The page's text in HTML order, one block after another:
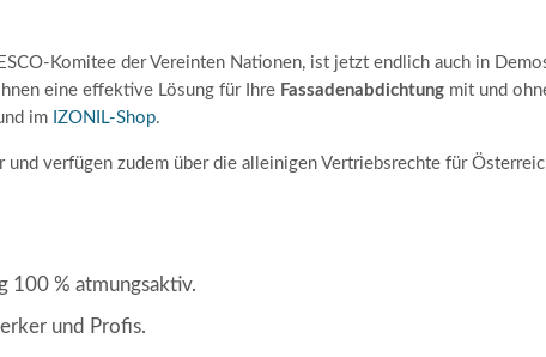
Komitee der Vereinten Nationen, ist jetzt endlich auch in
eine effektive Lösung für Ihre Fassadenabdichtungmit und
im IZONIL-Shop.
verfügen zudem über die alleinigen Vertriebsrechte für
100 % atmungsaktiv.
und Profis.